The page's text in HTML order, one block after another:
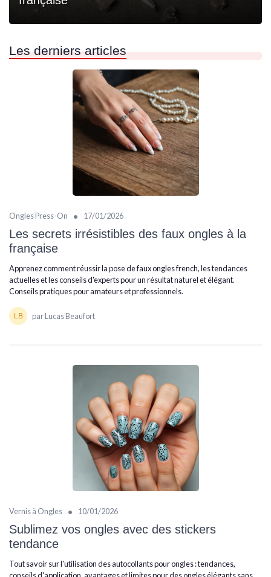
Les derniers articles
Ongles Press-On • 17/01/2026
Les secrets irrésistibles des faux ongles à la
française
Apprenez comment réussir la pose de faux ongles french, les tendances
actuelles et les conseils d'experts pour un résultat naturel et élégant.
Conseils pratiques pour amateurs et professionnels.
par Lucas Beaufort
Vernis à Ongles • 10/01/2026
Sublimez vos ongles avec des stickers
tendance
Tout savoir sur l'utilisation des autocollants pour ongles : tendances,